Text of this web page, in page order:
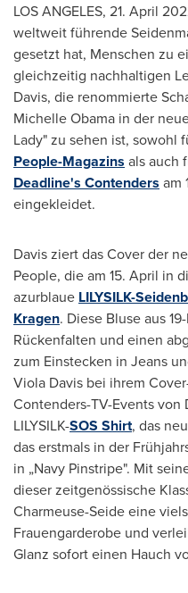
LOS ANGELES, 21. April
weltweit führende
gesetzt hat, Menschen zu
gleichzeitig nachhaltigen
Davis, die renommierte
Michelle Obama in der
Lady" zu sehen ist, sowohl
People-Magazins als auch
Deadline's Contenders am
eingekleidet.
Davis ziert das Cover der
People, die am 15. April in
azurblaue LILYSILK-
Kragen. Diese Bluseaus
Rückenfalten und einen
zum Einstecken in Jeans
Viola Davis bei ihrem
Contenders-TV-Events von
LILYSILK-SOS Shirt, das
das erstmals in der
in „Navy Pinstripe". Mit
dieser zeitgenössische
Charmeuse-Seide eine
Frauengarderobe und
Glanz sofort einen Hauch